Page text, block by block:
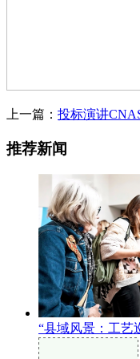
上一篇： 投标演讲
推荐新闻
“县域风景：工艺